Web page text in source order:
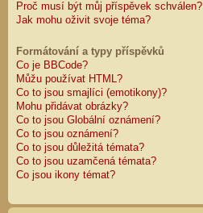
Proč musí být můj příspěvek schválen?
Jak mohu oživit svoje téma?
Formátování a typy příspěvků
Co je BBCode?
Můžu používat HTML?
Co to jsou smajlíci (emotikony)?
Mohu přidávat obrázky?
Co to jsou Globální oznámení?
Co to jsou oznámení?
Co to jsou důležitá témata?
Co to jsou uzamčená témata?
Co jsou ikony témat?